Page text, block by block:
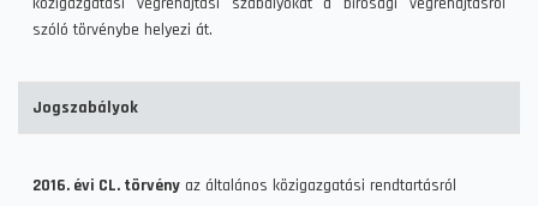
szóló törvénybe helyezi át.
Jogszabályok
2016. évi CL. törvény az általános közigazgatási rendtartásról